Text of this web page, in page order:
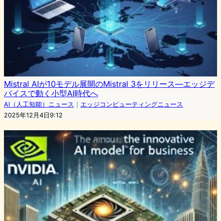
Mistral AIが10モデル展開のMistral 3をリリース―エッジデ
バイスで動く小型AI時代へ
AI（人工知能）ニュース ｜ エッジコンピューティングニュース
2025年12月4日9:12